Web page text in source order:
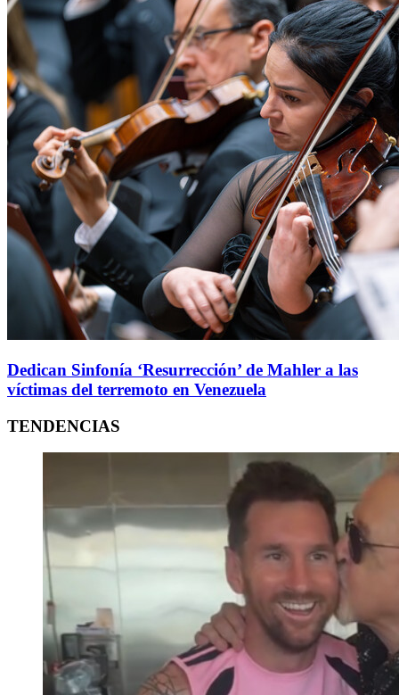
Dedican Sinfonía ‘Resurrección’ de Mahler a las
víctimas del terremoto en Venezuela
TENDENCIAS